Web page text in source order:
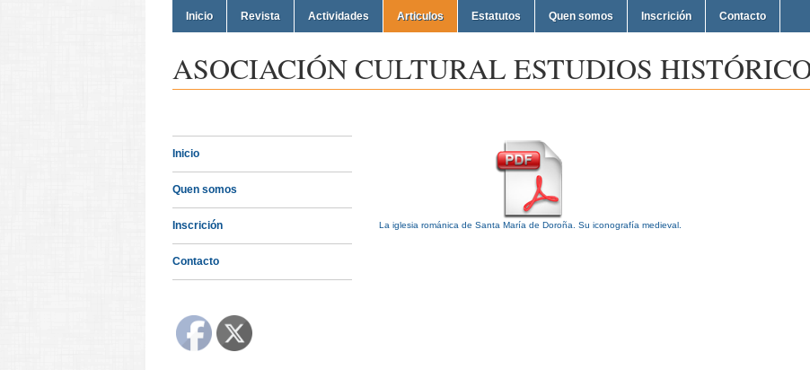
Inicio Revista Actividades Articulos Estatutos Quen somos Inscrición Contacto
ASOCIACIÓN CULTURAL ESTUDIOS
Inicio
Quen somos
Inscrición
Contacto
La iglesia románica de Santa María de Doroña. Su iconografía medieval.